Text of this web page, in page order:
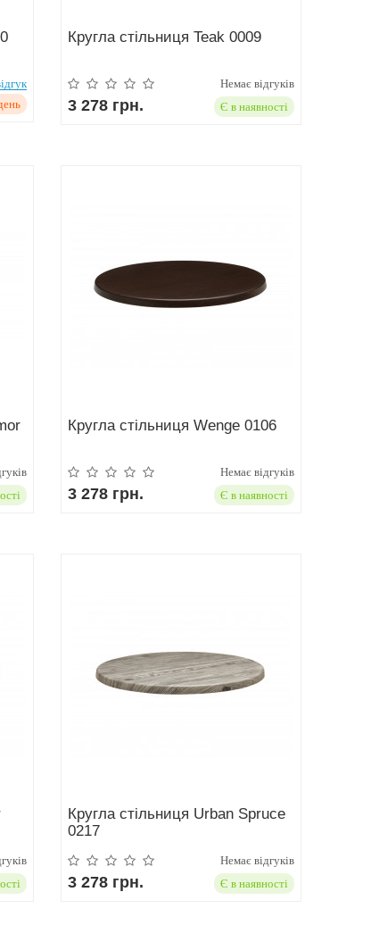
Кругла стільниця Teak 0009
Немає відгуків
3 278 грн. Є в наявності
Кругла стільниця Wenge 0106
Немає відгуків
3 278 грн. Є в наявності
Кругла стільниця Urban Spruce
0217
Немає відгуків
3 278 грн. Є в наявності